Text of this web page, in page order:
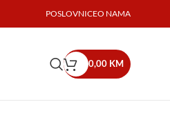
POSLOVNICEO NAMA
0,00 KM